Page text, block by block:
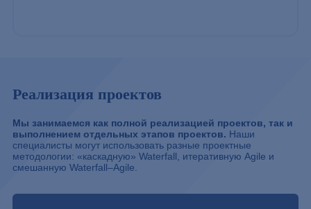
Реализация проектов
Мы занимаемся как полной реализацией проектов, так и
выполнением отдельных этапов проектов. Наши
специалисты могут использовать разные проектные
методологии: «каскадную» Waterfall, итеративную Agile и
смешанную Waterfall–Agile.